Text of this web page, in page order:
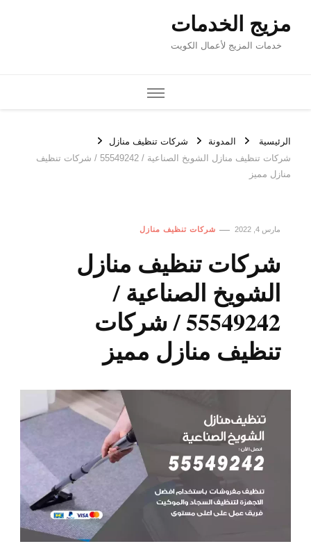
مزيج الخدمات
خدمات المزيج لأعمال الكويت
الرئيسية المدونة
شركات تنظيف منازل
شركات تنظيف منازل الشويخ الصناعية / 55549242 / شركات تنظيف
منازل مميز
مارس 4, 2022 شركات تنظيف منازل
شركات تنظيف منازل
الشويخ الصناعية /
55549242 / شركات
تنظيف منازل مميز